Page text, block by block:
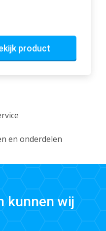
product
en onderdelen
kunnen wij